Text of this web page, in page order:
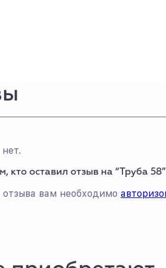
кто оставил отзыв на “Труба 58”
вам необходимо